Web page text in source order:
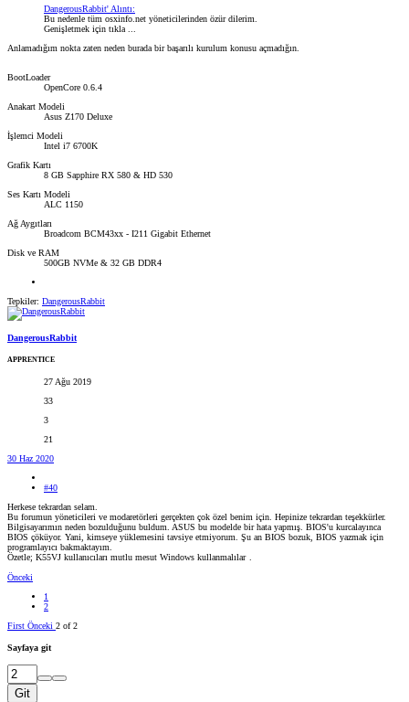
DangerousRabbit' Alıntı:
Bu nedenle tüm osxinfo.net yöneticilerinden özür dilerim.
Genişletmek için tıkla ...
Anlamadığım nokta zaten neden burada bir başarılı kurulum konusu açmadığın.
BootLoader
OpenCore 0.6.4
Anakart Modeli
Asus Z170 Deluxe
İşlemci Modeli
Intel i7 6700K
Grafik Kartı
8 GB Sapphire RX 580 & HD 530
Ses Kartı Modeli
ALC 1150
Ağ Aygıtları
Broadcom BCM43xx - I211 Gigabit Ethernet
Disk ve RAM
500GB NVMe & 32 GB DDR4
Tepkiler: DangerousRabbit
DangerousRabbit
APPRENTICE
27 Ağu 2019
33
3
21
30 Haz 2020
#40
Herkese tekrardan selam.
Bu forumun yöneticileri ve modaretörleri gerçekten çok özel benim için. Hepinize tekrardan teşekkürler.
Bilgisayarımın neden bozulduğunu buldum. ASUS bu modelde bir hata yapmış. BIOS'u kurcalayınca
BIOS çöküyor. Yani, kimseye yüklemesini tavsiye etmiyorum. Şu an BIOS bozuk, BIOS yazmak için
programlayıcı bakmaktayım.
Özetle; K55VJ kullanıcıları mutlu mesut Windows kullanmalılar
Önceki
1
2
First Önceki 2 of 2
Sayfaya git
Git